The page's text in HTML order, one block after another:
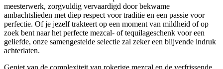
meesterwerk, zorgvuldig vervaardigd door bekwame
ambachtslieden met diep respect voor traditie en een passie voor
perfectie. Of je jezelf trakteert op een moment van mildheid of op
zoek bent naar het perfecte mezcal- of tequilageschenk voor een
geliefde, onze samengestelde selectie zal zeker een blijvende indruk
achterlaten.
Geniet van de complexiteit van rokerige mezcal en de verfrissende